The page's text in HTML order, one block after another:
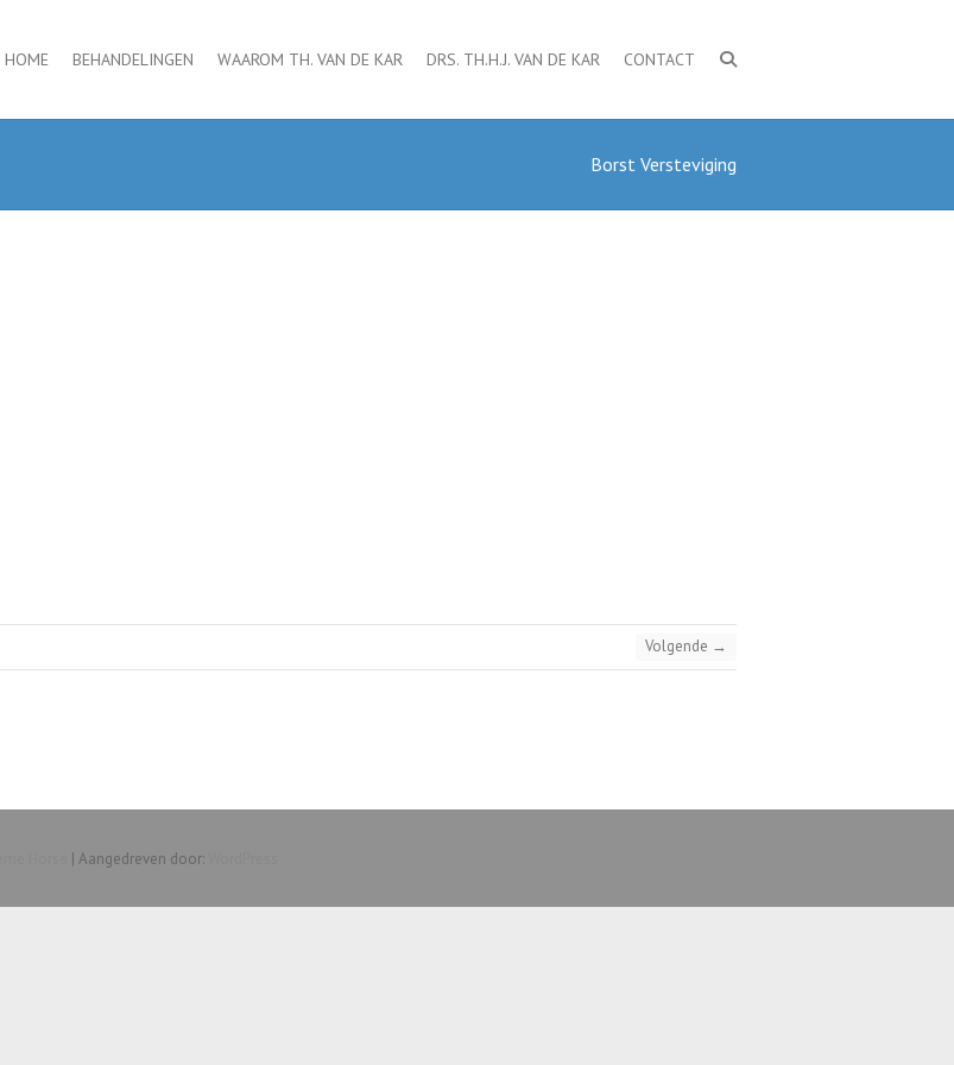
HOME BEHANDELINGEN WAAROM TH. VAN DE KAR DRS. TH.H.J. VAN DE KAR CONTACT
Borst Versteviging
Volgende →
| Aangedreven door: